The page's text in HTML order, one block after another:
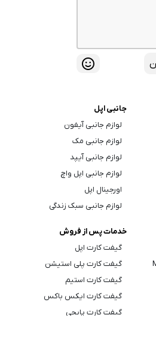
جانبی اپل
لوازم جانبی آیفون
لوازم جانبی مک
لوازم جانبی آیپد
لوازم جانبی اپل واچ
اورجینال اپل
لوازم جانبی سبک زندگی
خدمات پس از فروش
گیفت کارت اپل
گیفت کارت پلی استیشن
گیفت کارت استیم
گیفت کارت ایکس باکس
گیفت کارت پابجی